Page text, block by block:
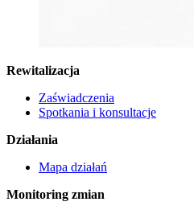
Rewitalizacja
Zaświadczenia
Spotkania i konsultacje
Działania
Mapa działań
Monitoring zmian